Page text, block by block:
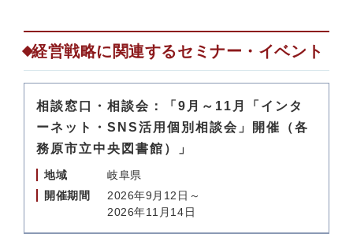
経営戦略に関連するセミナー・イベント
相談窓口・相談会：「9月～11月「インタ
ーネット・SNS活用個別相談会」開催（各
務原市立中央図書館）」
地域
岐阜県
開催期間
2026年9月12日～
2026年11月14日